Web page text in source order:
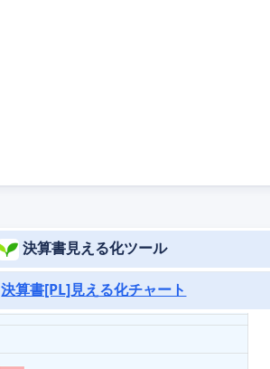
決算書見える化ツール
決算書[PL]見える化チャート